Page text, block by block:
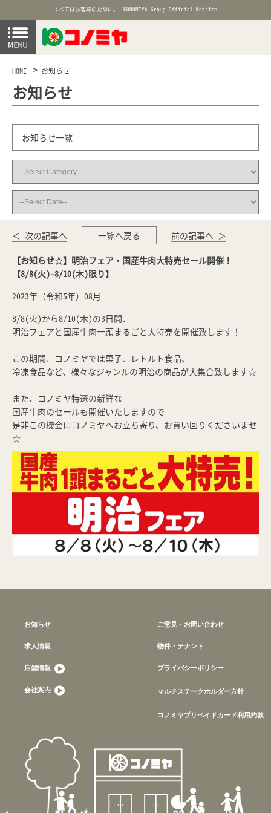
すべてはお客様のために。 KONOMIYA Group Official Website
HOME お知らせ
お知らせ
お知らせ一覧
＜ 次の記事へ 一覧へ戻る 前の記事へ ＞
【お知らせ☆】明治フェア・国産牛肉大特売セール開催！
【8/8(火)-8/10(木)限り】
2023年（令和5年）08月
8/8(火)から8/10(木)の3日間、
明治フェアと国産牛肉一頭まるごと大特売を開催致します！
この期間、コノミヤでは菓子、レトルト食品、
冷凍食品など、様々なジャンルの明治の商品が大集合致します☆
また、コノミヤ特選の新鮮な
国産牛肉のセールも開催いたしますので
是非この機会にコノミヤへお立ち寄り、お買い回りくださいませ
☆
お知らせ
求人情報
店舗情報
会社案内
ご意見・お問い合わせ
物件・テナント
プライバシーポリシー
マルチステークホルダー方針
コノミヤプリペイドカード利用約款